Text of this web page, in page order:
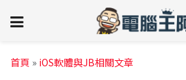
首頁 » iOS軟體與JB相關文章